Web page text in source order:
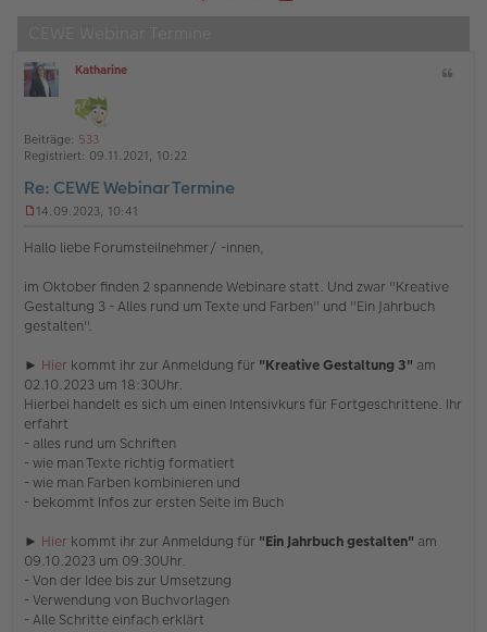
ff
n
e
Katharine
Beiträge: 533
Registriert: 09.11.2021, 10:22
Re: CEWE Webinar Termine
g
l
e
s
r
B
e
t
r
a
g
14.09.2023, 10:41
Hallo liebe Forumsteilnehmer/ -innen,
im Oktober finden 2 spannende Webinare statt. Und zwar "Kreative
Gestaltung 3 - Alles rund um Texte und Farben" und "Ein Jahrbuch
gestalten".
► Hier kommt ihr zur Anmeldung für "Kreative Gestaltung 3" am
02.10.2023 um 18:30Uhr.
Hierbei handelt es sich um einen Intensivkurs für Fortgeschrittene. Ihr
erfahrt
- alles rund um Schriften
- wie man Texte richtig formatiert
- wie man Farben kombinieren und
- bekommt Infos zur ersten Seite im Buch
► Hier kommt ihr zur Anmeldung für "Ein Jahrbuch gestalten" am
09.10.2023 um 09:30Uhr.
- Von der Idee bis zur Umsetzung
- Verwendung von Buchvorlagen
- Alle Schritte einfach erklärt